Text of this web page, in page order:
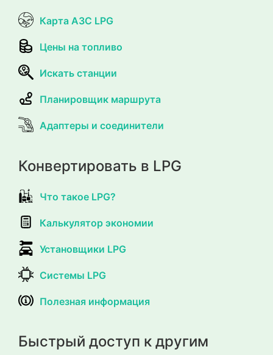
Карта АЗС LPG
Цены на топливо
Искать станции
Планировщик маршрута
Адаптеры и соединители
Конвертировать в LPG
Что такое LPG?
Калькулятор экономии
Установщики LPG
Системы LPG
Полезная информация
Быстрый доступ к другим